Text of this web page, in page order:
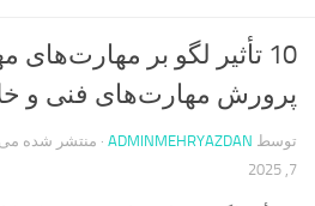
10 تأثیر لگو بر
پرورش مهارت‌های فنی و
توسط ADMINMEHRYAZDAN · منتشر شده می 6, 2025
7, 2025